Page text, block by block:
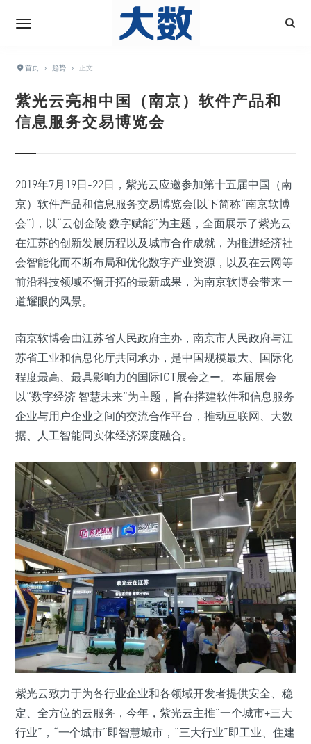
首页 › 趋势 › 正文
紫光云亮相中国（南京）软件产品和
信息服务交易博览会
2019年7月19日-22日，紫光云应邀参加第十五届中国（南
京）软件产品和信息服务交易博览会(以下简称“南京软博
会”)，以“云创金陵 数字赋能”为主题，全面展示了紫光云
在江苏的创新发展历程以及城市合作成就，为推进经济社
会智能化而不断布局和优化数字产业资源，以及在云网等
前沿科技领域不懈开拓的最新成果，为南京软博会带来一
道耀眼的风景。
南京软博会由江苏省人民政府主办，南京市人民政府与江
苏省工业和信息化厅共同承办，是中国规模最大、国际化
程度最高、最具影响力的国际ICT展会之ー。本届展会
以“数字经济 智慧未来”为主题，旨在搭建软件和信息服务
企业与用户企业之间的交流合作平台，推动互联网、大数
据、人工智能同实体经济深度融合。
紫光云致力于为各行业企业和各领域开发者提供安全、稳
定、全方位的云服务，今年，紫光云主推“一个城市+三大
行业”，“一个城市”即智慧城市，“三大行业”即工业、住建